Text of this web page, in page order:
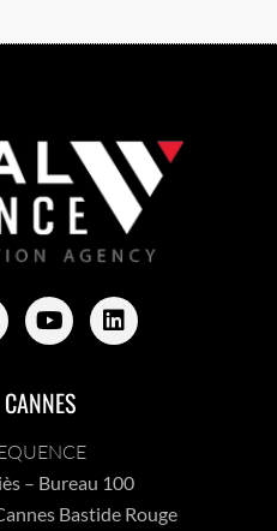
– Bureau 100
Bastide Rouge